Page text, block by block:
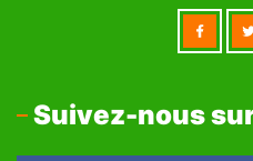
Suivez-nous